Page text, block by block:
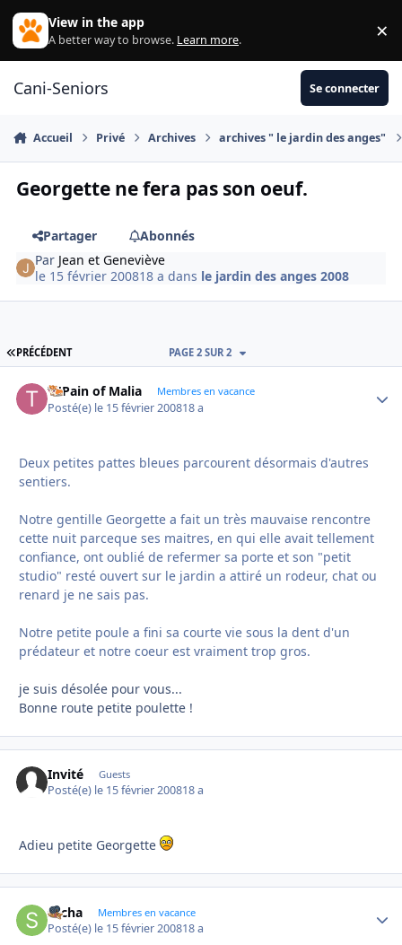
Aller au contenu
View in the app
A better way to browse. Learn more. ×
Cani-Seniors Se connecter
Accueil Privé Archives archives " le jardin des anges"
Georgette ne fera pas son oeuf.
Partager
Abonnés
Par Jean et Geneviève
le 15 février 200818 a dans le jardin des anges 2008
PREMIÈRE PAGE
PRÉCÉDENT PAGE 2 SUR 2
Ti'Pain of Malia Membres en vacance
Posté(e) le 15 février 200818 a
Deux petites pattes bleues parcourent désormais d'autres
sentiers.
Notre gentille Georgette a fait un très mauvaise rencontre
cette nuit parceque ses maitres, en qui elle avait tellement
confiance, ont oublié de refermer sa porte et son "petit
studio" resté ouvert sur le jardin a attiré un rodeur, chat ou
renard je ne sais pas.
Notre petite poule a fini sa courte vie sous la dent d'un
prédateur et notre coeur est vraiment trop gros.
je suis désolée pour vous...
Bonne route petite poulette !
Invité Guests
Posté(e) le 15 février 200818 a
Adieu petite Georgette
sacha Membres en vacance
Posté(e) le 15 février 200818 a